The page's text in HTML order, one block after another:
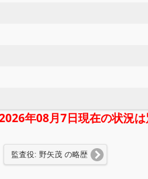
年08月7日現在の状況
監査役: 野矢茂 の略歴